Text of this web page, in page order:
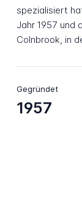
spezialisiert
Jahr 1957 und
Colnbrook, in
Gegründet
1957